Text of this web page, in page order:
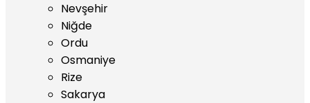
Nevşehir
Niğde
Ordu
Osmaniye
Rize
Sakarya